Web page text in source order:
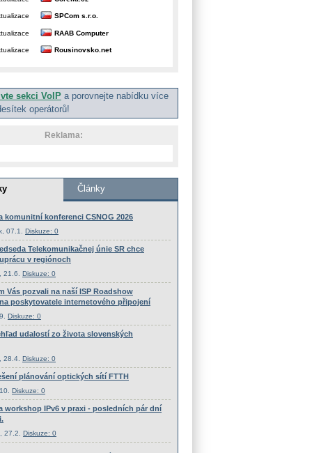
SPCom s.r.o.
RAAB Computer
Rousinovsko.net
sekci VoIP a porovnejte nabídku více
operátorů!
Reklama: